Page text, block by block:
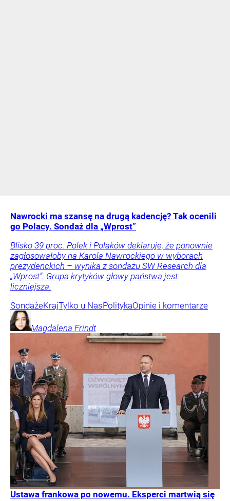
Nawrocki ma szansę na drugą kadencję? Tak ocenili
go Polacy. Sondaż dla „Wprost”
Blisko 39 proc. Polek i Polaków deklaruje, że ponownie
zagłosowałoby na Karola Nawrockiego w wyborach
prezydenckich – wynika z sondażu SW Research dla
„Wprost”. Grupa krytyków głowy państwa jest
liczniejsza.
SondażeKrajTylko u NasPolitykaOpinie i komentarze
Magdalena Frindt
Ustawa frankowa po nowemu. Eksperci martwią się